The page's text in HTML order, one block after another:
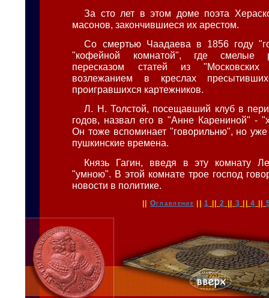
За сто лет в этом доме поэта
масонов, закончившиеся их арестом.
Со смертью Чаадаева в 1856 году
"кофейной комнатой", где смелые
пересказом статей из
возлежанием в креслах
проигравшихся картежников.
Л. Н. Толстой, посещавший клуб в
годов, назвал его в "Анне Карениной" -
Он тоже вспоминает "говорильню", но
пушкинские времена.
Князь Гагин, введя в эту комнату
"умною". В этой комнате трое господ
новости в политике.
|| Оглавление ||1 || 2 || 3 ||4 ||